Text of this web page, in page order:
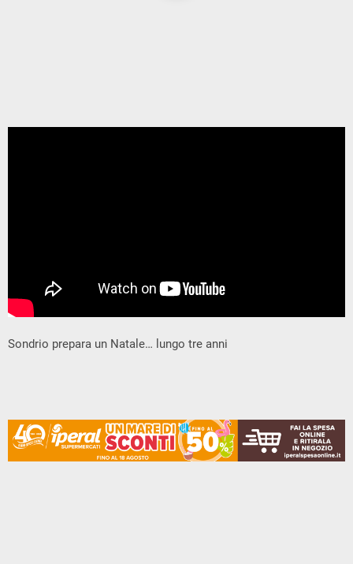
Sondrio prepara un Natale… lungo tre anni